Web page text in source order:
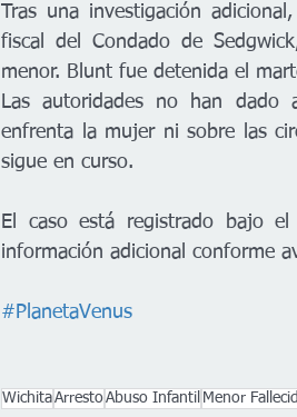
Tras una investigación
fiscal del Condado de
menor. Blunt fue detenida el
Las autoridades no han dado
enfrenta la mujer ni sobre las
sigue en curso.
El caso está registrado bajo
información adicional conforme
#PlanetaVenus
WichitaArrestoAbuso Infantil Menor